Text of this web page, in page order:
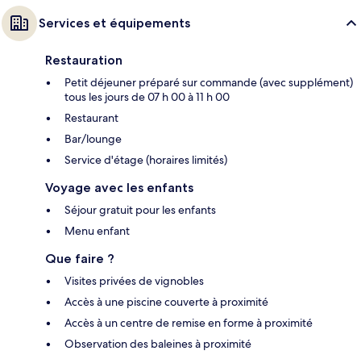
Services et équipements
Restauration
Petit déjeuner préparé sur commande (avec supplément)
tous les jours de 07 h 00 à 11 h 00
Restaurant
Bar/lounge
Service d'étage (horaires limités)
Voyage avec les enfants
Séjour gratuit pour les enfants
Menu enfant
Que faire ?
Visites privées de vignobles
Accès à une piscine couverte à proximité
Accès à un centre de remise en forme à proximité
Observation des baleines à proximité